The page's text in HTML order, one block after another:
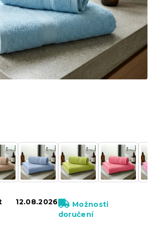
12.08.2026
Možnosti
doručení